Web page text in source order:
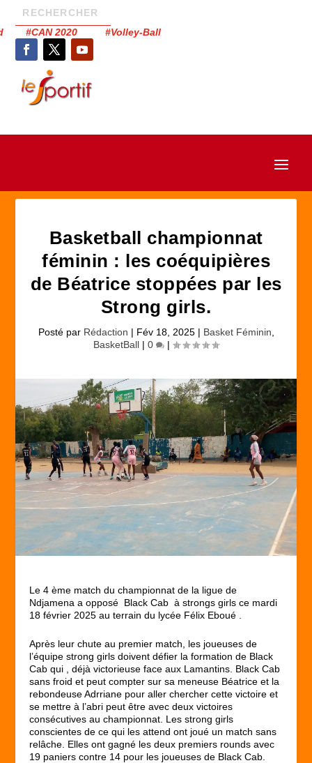
#CAN 2020 #Volley-Ball
Basketball championnat
féminin : les coéquipières
de Béatrice stoppées par les
Strong girls.
Posté par Rédaction | Fév 18, 2025| Basket Féminin
BasketBall | 0 |
Le 4 ème match du championnat de la ligue de
Ndjamena a opposé Black Cab à strongs girls ce mardi
18 février 2025 au terrain du lycée Félix Eboué .
Après leur chute au premier match, les joueuses de
l’équipe strong girls doivent défier la formation de Black
Cab qui , déjà victorieuse face aux Lamantins. Black Cab
sans froid et peut compter sur sa meneuse Béatrice et la
rebondeuse Adrriane pour aller chercher cette victoire et
se mettre à l’abri peut être avec deux victoires
consécutives au championnat. Les strong girls
conscientes de ce qui les attend ont joué un match sans
relâche. Elles ont gagné les deux premiers rounds avec
19 paniers contre 14 pour les joueuses de Black Cab.